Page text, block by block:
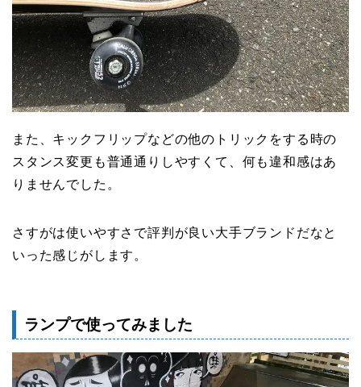
また、キックフリップなどの他のトリックをする時の
スタンス変更も普通通りしやすくて、何も違和感はあ
りませんでした。
さすがは使いやすさで評判が良い大手ブランドだなと
いった感じがします。
ランプで使ってみました